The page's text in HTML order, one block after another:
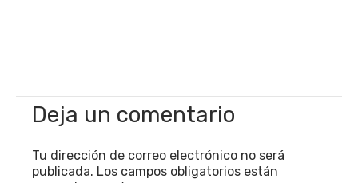
Deja un comentario
Tu dirección de correo electrónico no será
publicada. Los campos obligatorios están